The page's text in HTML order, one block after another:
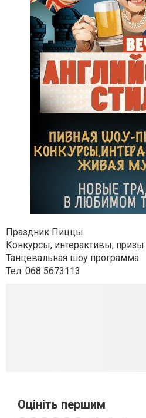
Праздник Пиццы
Конкурсы, интерактивы, призы.
Танцевальная шоу программа
Тел: 068 5673113
Оцініть першим